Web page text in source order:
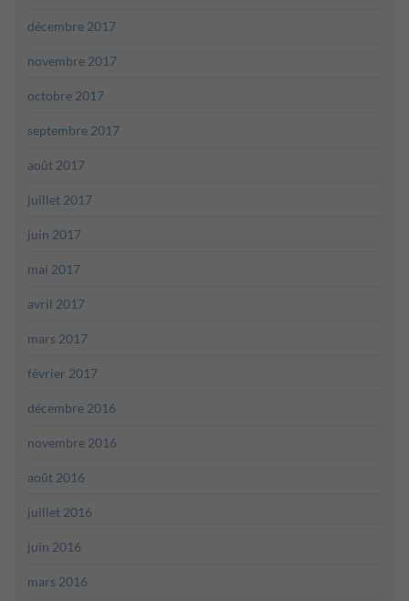
décembre 2017
novembre 2017
octobre 2017
septembre 2017
août 2017
juillet 2017
juin 2017
mai 2017
avril 2017
mars 2017
février 2017
décembre 2016
novembre 2016
août 2016
juillet 2016
juin 2016
mars 2016